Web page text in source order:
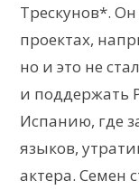
Трескунов*.
проектах,
но и это не
и поддержать
Испанию, где
языков,
актера. Семен